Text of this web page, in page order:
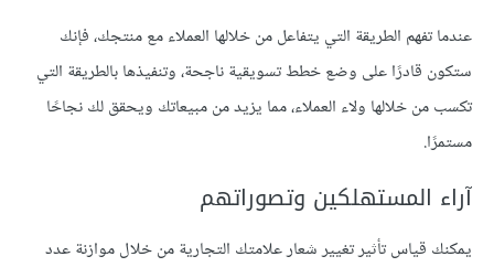
عندما تفهم الطريقة التي يتفاعل من خلالها العملاء مع منتجك، فإنك
ستكون قادرًا على وضع خطط تسويقية ناجحة، وتنفيذها بالطريقة التي
تكسب من خلالها ولاء العملاء، مما يزيد من مبيعاتك ويحقق لك نجاحًا
مستمرًا.
آراء المستهلكين وتصوراتهم
يمكنك قياس تأثير تغيير شعار علامتك التجارية من خلال موازنة عدد